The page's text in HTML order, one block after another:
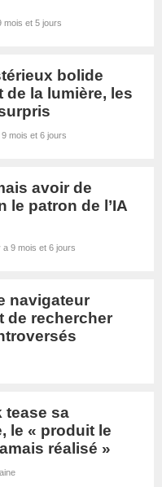
mois et 5 jours
bolide
de la lumière, les
9 mois et 6 jours
avoir de
le patron de l’IA
a 9 mois et 6 jours
navigateur
de rechercher
tease sa
le « produit le
réalisé »